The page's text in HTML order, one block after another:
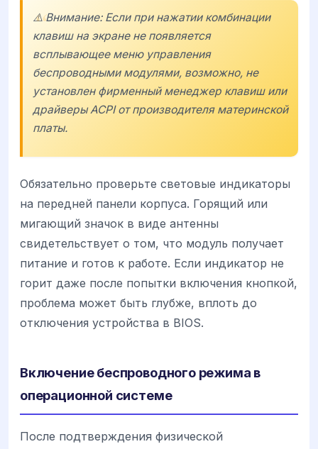
⚠️ Внимание: Если при нажатии комбинации
клавиш на экране не появляется
всплывающее меню управления
беспроводными модулями, возможно, не
установлен фирменный менеджер клавиш или
драйверы ACPI от производителя материнской
платы.
Обязательно проверьте световые индикаторы
на передней панели корпуса. Горящий или
мигающий значок в виде антенны
свидетельствует о том, что модуль получает
питание и готов к работе. Если индикатор не
горит даже после попытки включения кнопкой,
проблема может быть глубже, вплоть до
отключения устройства в BIOS.
Включение беспроводного режима в
операционной системе
После подтверждения физической